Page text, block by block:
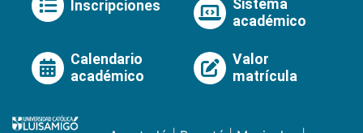
Inscripciones
Sistema
académico
Calendario
académico
Valor
matrícula